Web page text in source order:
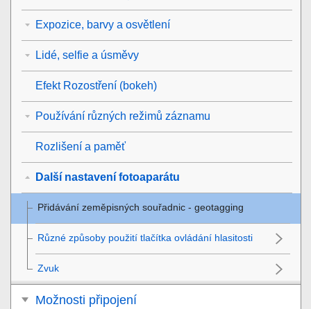
Expozice, barvy a osvětlení
Lidé, selfie a úsměvy
Efekt Rozostření (bokeh)
Používání různých režimů záznamu
Rozlišení a paměť
Další nastavení fotoaparátu
Přidávání zeměpisných souřadnic - geotagging
Různé způsoby použití tlačítka ovládání hlasitosti
Zvuk
Možnosti připojení